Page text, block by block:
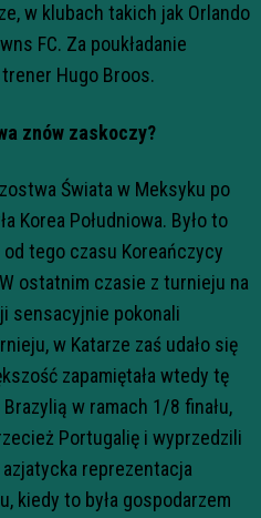
w klubach takich jak Orlando
FC. Za poukładanie
Hugo Broos.
znów zaskoczy?
Świata w Meksyku po
Korea Południowa. Było to
tego czasu Koreańczycy
ostatnim czasie z turnieju na
sensacyjnie pokonali
w Katarze zaś udało się
zapamiętała wtedy tę
w ramach 1/8 finału,
Portugalię i wyprzedzili
reprezentacja
kiedy to była gospodarzem